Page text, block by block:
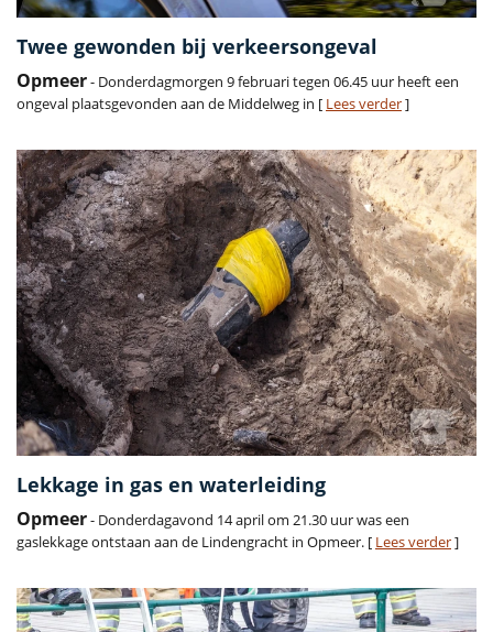
Twee gewonden bij verkeersongeval
Opmeer- Donderdagmorgen 9 februari tegen 06.45 uur heeft een
ongeval plaatsgevonden aan de Middelweg in [ Lees verder]
Lekkage in gas en waterleiding
Opmeer- Donderdagavond 14 april om 21.30 uur was een
gaslekkage ontstaan aan de Lindengracht in Opmeer. [ Lees verder]